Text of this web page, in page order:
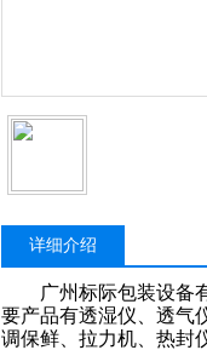
详细介绍
广州标际包装设备
要产品有透湿仪、透气
调保鲜、拉力机、热封